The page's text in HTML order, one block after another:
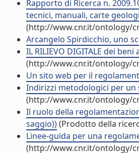
Rapporto di Ricerca n.
tecnici, manuali, carte
(http://www.cnr.it/ontology/
Arcangelo Spirdicchio, uno
IL RILIEVO DIGITALE dei
(http://www.cnr.it/ontology/
Un sito web per il
Indirizzi metodologici per
(http://www.cnr.it/ontology/
Il ruolo della
saggio))(Prodotto della
Linee-guida per una
(http://www.cnr.it/ontology/